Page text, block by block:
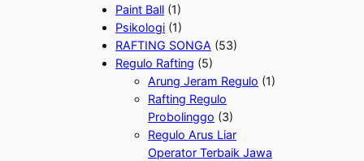
Paint Ball (1)
Psikologi (1)
RAFTING SONGA (53)
Regulo Rafting (5)
Arung Jeram Regulo (1)
Rafting Regulo
Probolinggo (3)
Regulo Arus Liar
Operator Terbaik Jawa